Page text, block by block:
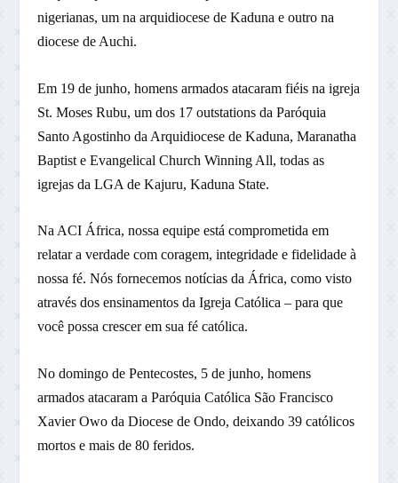
nigerianas, um na arquidiocese de Kaduna e outro na
diocese de Auchi.
Em 19 de junho, homens armados atacaram fiéis na igreja
St. Moses Rubu, um dos 17 outstations da Paróquia
Santo Agostinho da Arquidiocese de Kaduna, Maranatha
Baptist e Evangelical Church Winning All, todas as
igrejas da LGA de Kajuru, Kaduna State.
Na ACI África, nossa equipe está comprometida em
relatar a verdade com coragem, integridade e fidelidade à
nossa fé. Nós fornecemos notícias da África, como visto
através dos ensinamentos da Igreja Católica – para que
você possa crescer em sua fé católica.
No domingo de Pentecostes, 5 de junho, homens
armados atacaram a Paróquia Católica São Francisco
Xavier Owo da Diocese de Ondo, deixando 39 católicos
mortos e mais de 80 feridos.